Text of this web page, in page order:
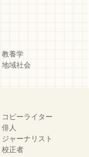
教養学
地域社会
コピーライター
俳人
ジャーナリスト
校正者